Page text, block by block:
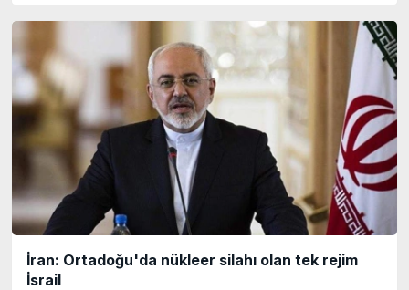
İran: Ortadoğu'da nükleer silahı olan tek rejim
İsrail